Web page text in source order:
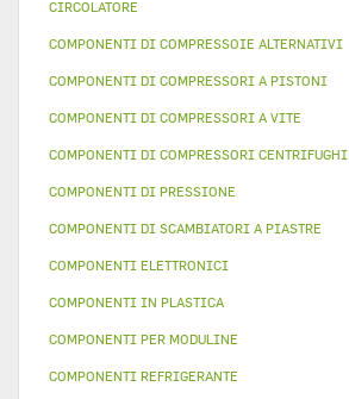
CIRCOLATORE
COMPONENTI DI COMPRESSOIE ALTERNATIVI
COMPONENTI DI COMPRESSORI A PISTONI
COMPONENTI DI COMPRESSORI A VITE
COMPONENTI DI COMPRESSORI CENTRIFUGHI
COMPONENTI DI PRESSIONE
COMPONENTI DI SCAMBIATORI A PIASTRE
COMPONENTI ELETTRONICI
COMPONENTI IN PLASTICA
COMPONENTI PER MODULINE
COMPONENTI REFRIGERANTE